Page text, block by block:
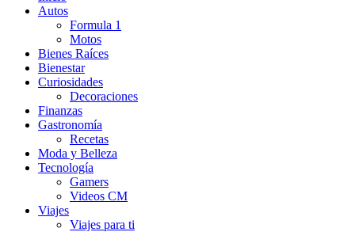
Autos
Formula 1
Motos
Bienes Raíces
Bienestar
Curiosidades
Decoraciones
Finanzas
Gastronomía
Recetas
Moda y Belleza
Tecnología
Gamers
Videos CM
Viajes
Viajes para ti